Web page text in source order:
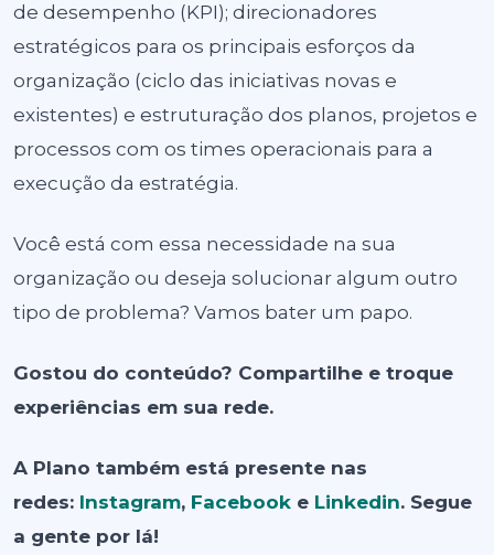
de desempenho (KPI); direcionadores
estratégicos para os principais esforços da
organização (ciclo das iniciativas novas e
existentes) e estruturação dos planos, projetos e
processos com os times operacionais para a
execução da estratégia.
Você está com essa necessidade na sua
organização ou deseja solucionar algum outro
tipo de problema? Vamos bater um papo.
Gostou do conteúdo? Compartilhe e troque
experiências em sua rede.
A Plano também está presente nas
redes: Instagram, Facebook e Linkedin. Segue
a gente por lá!